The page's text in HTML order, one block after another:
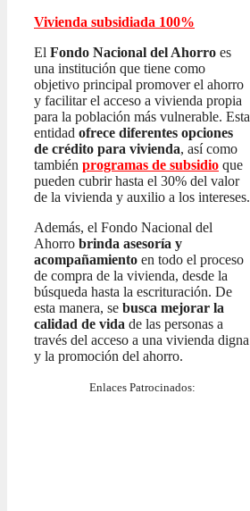
Vivienda subsidiada 100%
El Fondo Nacional del Ahorro es
una institución que tiene como
objetivo principal promover el ahorro
y facilitar el acceso a vivienda propia
para la población más vulnerable. Esta
entidad ofrece diferentes opciones
de crédito para vivienda, así como
también programas de subsidio que
pueden cubrir hasta el 30% del valor
de la vivienda y auxilio a los intereses.
Además, el Fondo Nacional del
Ahorro brinda asesoría y
acompañamiento en todo el proceso
de compra de la vivienda, desde la
búsqueda hasta la escrituración. De
esta manera, se busca mejorar la
calidad de vida de las personas a
través del acceso a una vivienda digna
y la promoción del ahorro.
Enlaces Patrocinados: